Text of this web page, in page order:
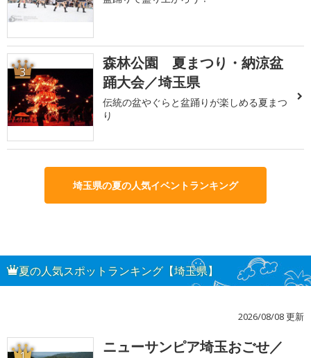
3
森林公園 夏まつり・納涼盆
踊大会／埼玉県
伝統の盆やぐらと盆踊りが楽しめる夏まつ
り
埼玉県の夏の人気イベントランキング
夏の人気スポットランキング【埼玉県】
2026/08/08 更新
ニューサンピア埼玉おごせ／